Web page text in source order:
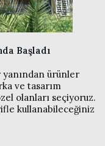
Başladı
ürünler
ve tasarım
olanları seçiyoruz.
kullanabileceğiniz